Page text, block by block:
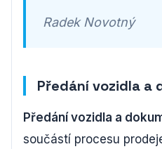
Radek Novotný
Předání vozidla a
Předání vozidla a
součástí procesu